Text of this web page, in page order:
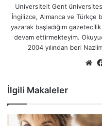
Universiteit Gent
İngilizce, Almanca ve Türkçe
yazarak başladığım
devam ettirmekteyim.
2004 yılından beri
İlgili Makaleler